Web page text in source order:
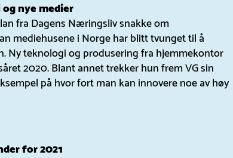
nye medier
fra Dagens Næringsliv snakke om
mediehusene i Norge har blitt tvunget til å
Ny teknologi og produsering fra hjemmekontor
2020. Blant annet trekker hun frem VG sin
på hvor fort man kan innovere noe av høy
for 2021